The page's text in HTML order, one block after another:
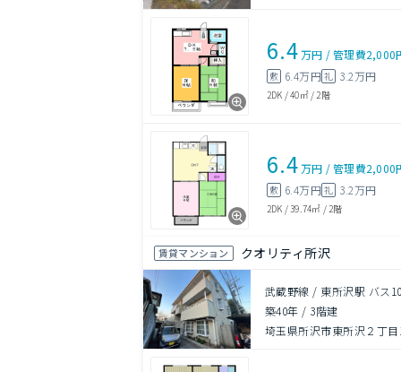
6.4万円 /管理費2,000
敷 6.4万円礼 3.2万円
2DK /40㎡/ 2階
6.4万円 /管理費2,000
敷 6.4万円礼 3.2万円
2DK /39.74㎡ / 2階
賃貸マンション クオリティ所沢
武蔵野線 / 東所沢駅 バス
築40年 / 3階建
埼玉県所沢市東所沢２丁目